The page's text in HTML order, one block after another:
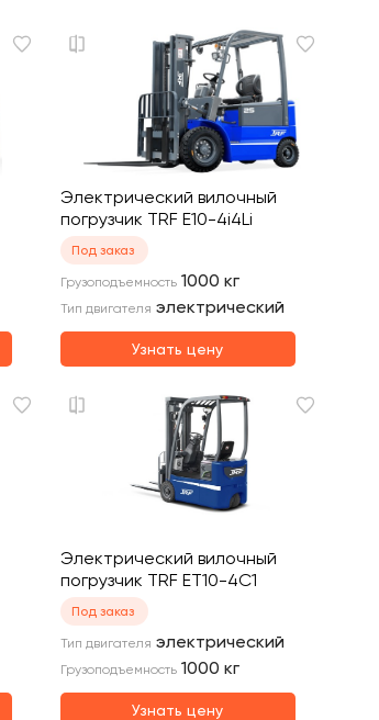
Электрический вилочный
погрузчик TRF E10-4i4Li
Под заказ
Грузоподъемность 1000 кг
Тип двигателя электрический
Узнать цену
Электрический вилочный
погрузчик TRF ET10-4C1
Под заказ
Тип двигателя электрический
Грузоподъемность 1000 кг
Узнать цену